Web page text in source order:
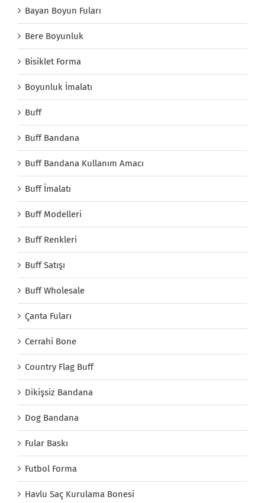
Bayan Boyun Fuları
Bere Boyunluk
Bisiklet Forma
Boyunluk İmalatı
Buff
Buff Bandana
Buff Bandana Kullanım Amacı
Buff İmalatı
Buff Modelleri
Buff Renkleri
Buff Satışı
Buff Wholesale
Çanta Fuları
Cerrahi Bone
Country Flag Buff
Dikişsiz Bandana
Dog Bandana
Fular Baskı
Futbol Forma
Havlu Saç Kurulama Bonesi